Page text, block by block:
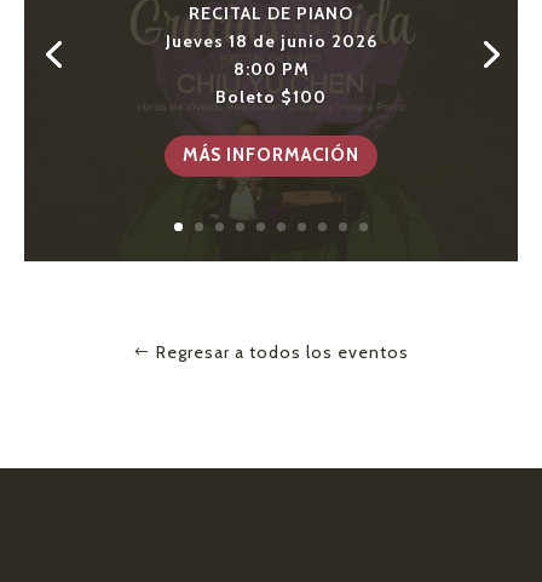
RECITAL DE PIANO
Jueves 18 de junio 2026
8:00 PM
Boleto $100
MÁS INFORMACIÓN
CONCIERTO DE JAZZ
Sábado 13 de junio 2026
8:00 PM
Preventa $150, taquilla $200
Regresar a todos los eventos